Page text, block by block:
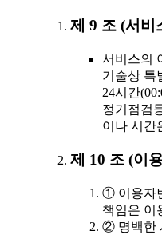
제 9 조 (서비
서비스의
기술상 특
24시간
정기점검
이나 시간
제 10 조 (이
① 이용자
책임은 이
② 명백한